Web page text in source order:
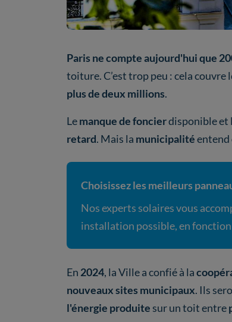
Paris ne compte aujourd'hui que
toiture. C’est trop peu : cela couvre
plus de deux millions.
Lemanque de foncierdisponible et
retard. Mais la municipalitéentend
Choisissez les meilleurs
Nos experts solaires vous
installation possible, en
En2024, la Ville a confié à la
nouveaux sites municipaux. Ils
l'énergie produite sur un toit entre